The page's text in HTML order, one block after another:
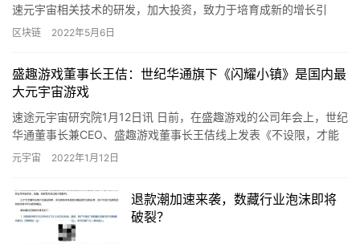
速元宇宙相关技术的研发，加大投资，致力于培育成新的增长引
擎。 消息人士透露，三星副会长兼新组建的设备体验部门负责人的
区块链 2022年5月6日
盛趣游戏董事长王佶：世纪华通旗下《闪耀小镇》是国内最
大元宇宙游戏
速途元宇宙研究院1月12日讯 日前，在盛趣游戏的公司年会上，世纪
华通董事长兼CEO、盛趣游戏董事长王佶线上发表《不设限，才能
拥有更好的未来》演讲。演讲中，他再次提到，世纪华通已经在…
元宇宙 2022年1月12日
退款潮加速来袭，数藏行业泡沫即将
破裂？